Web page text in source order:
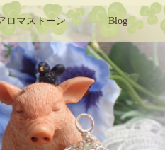
ロマストーン Blog